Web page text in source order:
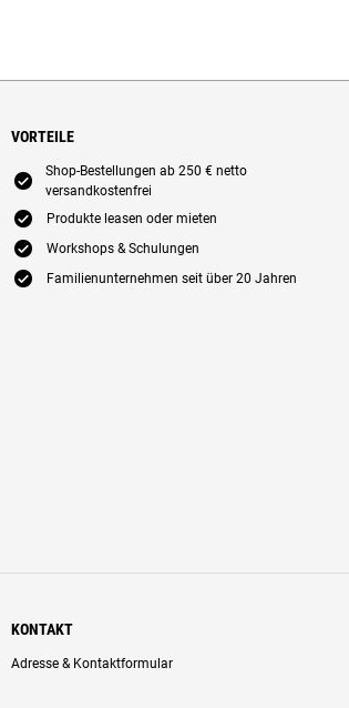
VORTEILE
E
Shop-Bestellungen ab 250 € netto
versandkostenfrei
E Produkte leasen oder mieten
E Workshops & Schulungen
E Familienunternehmen seit über 20 Jahren
KONTAKT
Adresse & Kontaktformular